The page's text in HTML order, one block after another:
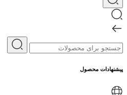
پیشنهادات محصول